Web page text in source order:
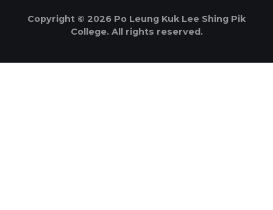
Copyright © 2026 Po Leung Kuk Lee Shing Pik
College. All rights reserved.